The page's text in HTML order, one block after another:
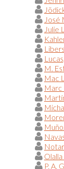
José
Julie
M.
Mac
Marc
P. A.